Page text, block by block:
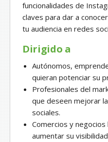
funcionalidades de
claves para dar a
tu audiencia en redes
Dirigido a
Autónomos,
quieran potenciar su
Profesionales del
que deseen mejorar
sociales.
Comercios y
aumentar su